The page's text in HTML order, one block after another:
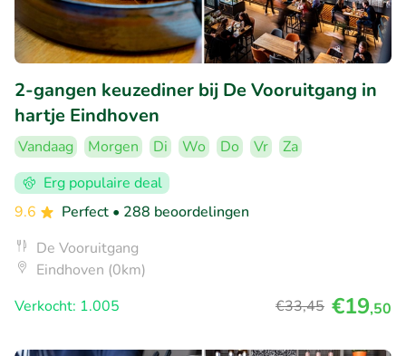
2-gangen keuzediner bij De Vooruitgang in
hartje Eindhoven
Vandaag Morgen Di Wo Do Vr
Za
Erg populaire deal
9.6
Perfect • 288 beoordelingen
De Vooruitgang
Eindhoven (0km)
Verkocht: 1.005
€33,45 €19,50